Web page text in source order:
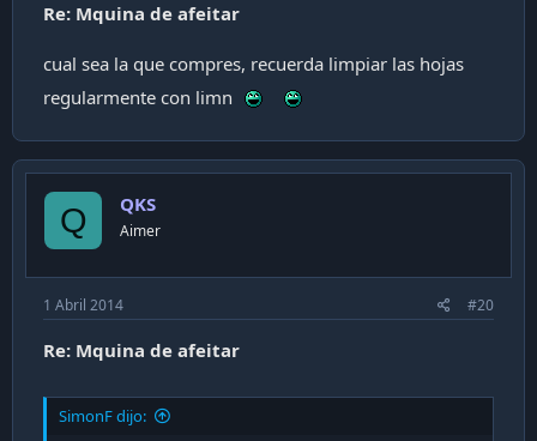
Re: Mquina de afeitar
cual sea la que compres, recuerda limpiar las hojas
regularmente con limn
Q QKS
Aimer
1 Abril 2014 #20
Re: Mquina de afeitar
SimonF dijo: